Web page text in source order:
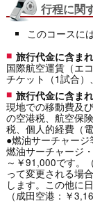
行程に関
このコースに
旅行代金に含ま
国際航空運賃（エ
チケット（1試合）
旅行代金に含ま
現地での移動費及
の空港税、航空保
税、個人的経費（
●燃油サーチャー
燃油サーチャージ
～￥91,000です。
って変更される場
します。この他に
（成田空港：￥